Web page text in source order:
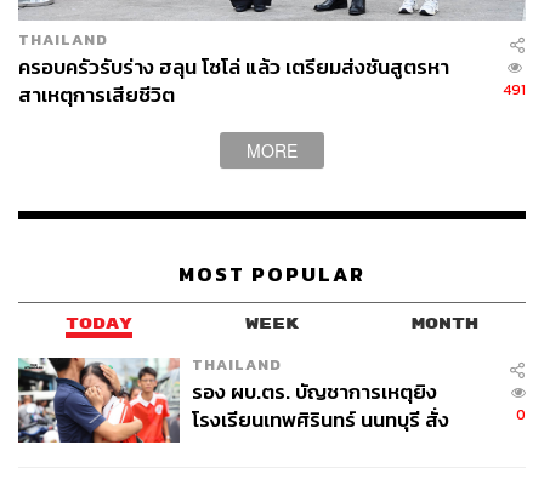
THAILAND
ครอบครัวรับร่าง ฮลุน โซโล่ แล้ว เตรียมส่งชันสูตรหา
สาเหตุการเสียชีวิต
491
MORE
MOST POPULAR
TODAY WEEK MONTH
THAILAND
รอง ผบ.ตร. บัญชาการเหตุยิง
โรงเรียนเทพศิรินทร์ นนทบุรี สั่ง
0